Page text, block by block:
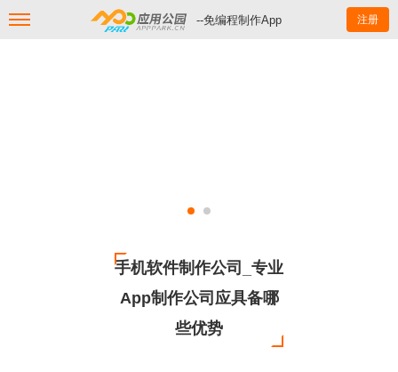
--免编程制作App 注册
手机软件制作公司_专业
App制作公司应具备哪
些优势